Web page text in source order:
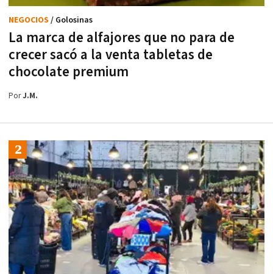
La marca de alfajores que no para de
crecer sacó a la venta tabletas de
chocolate premium
NEGOCIOS / Golosinas
PorJ.M.